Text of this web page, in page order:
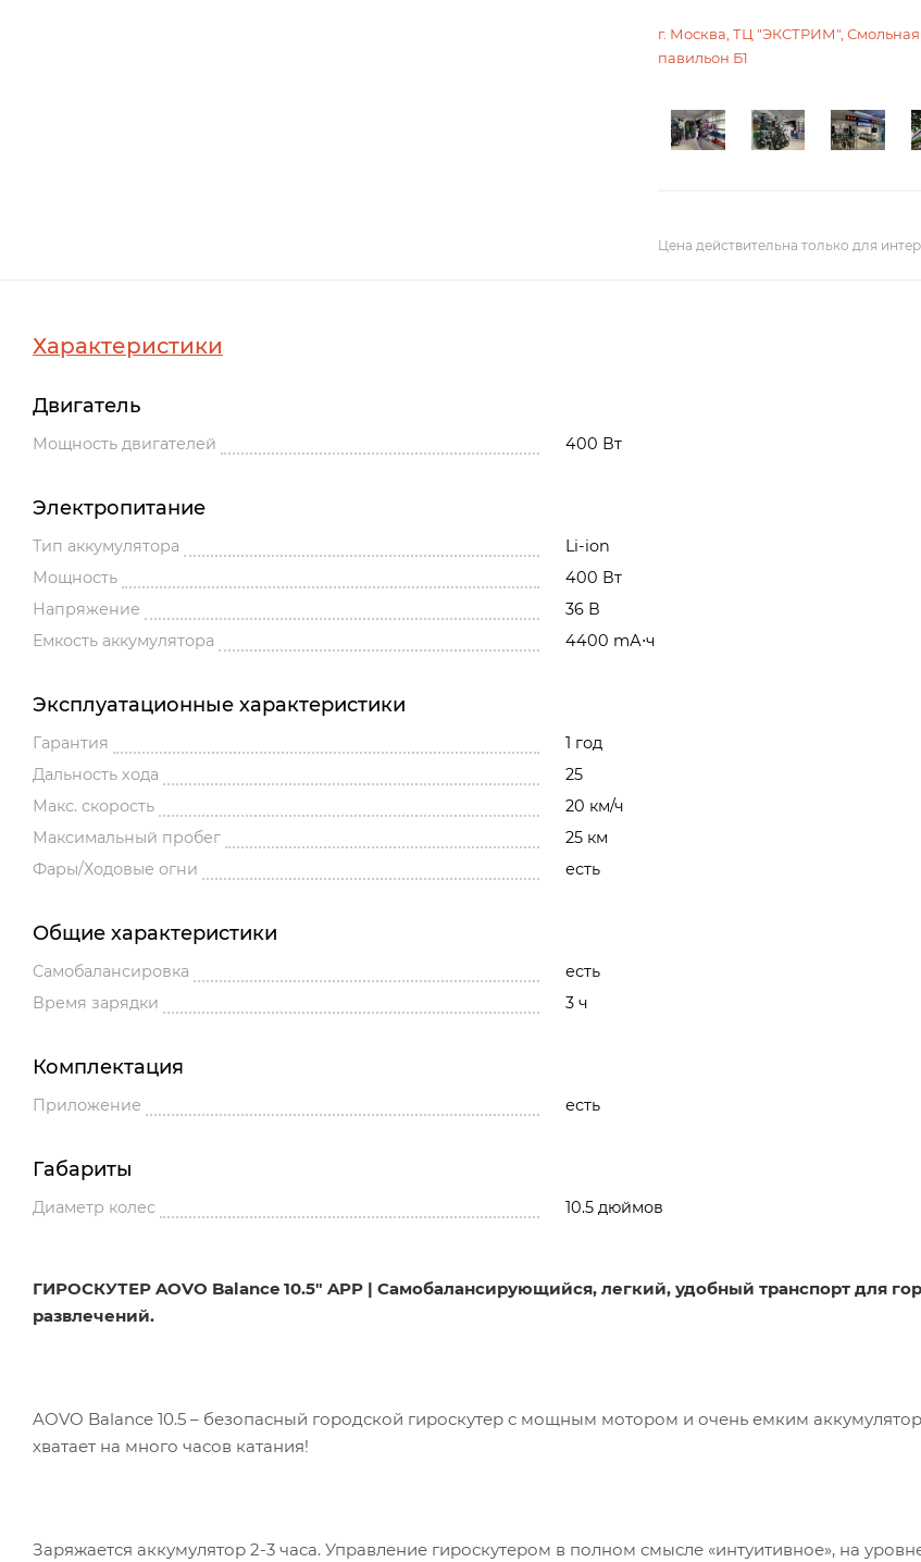
г. Москва, ТЦ "ЭКСТРИМ", Смольная
павильон Б1
Цена действительна только для
Характеристики
Двигатель
Мощность двигателей 400 Вт
Электропитание
Тип аккумулятора
Li-ion
Мощность
400 Вт
Напряжение
36 В
Емкость аккумулятора
4400 mА⋅ч
Эксплуатационные характеристики
Гарантия
1 год
Дальность хода
25
Макс. скорость
20 км/ч
Максимальный пробег
25 км
Фары/Ходовые огни
есть
Общие характеристики
Cамобалансировка
есть
Время зарядки
3 ч
Комплектация
Приложение есть
Габариты
Диаметр колес 10.5 дюймов
ГИРОСКУТЕР AOVO Balance 10.5" APP | Самобалансирующийся, легкий, удобный транспорт для
развлечений.
AOVO Balance 10.5 – безопасный городской гироскутер с мощным мотором и очень емким
хватает на много часов катания!
Заряжается аккумулятор 2-3 часа. Управление гироскутером в полном смысле «интуитивное», на